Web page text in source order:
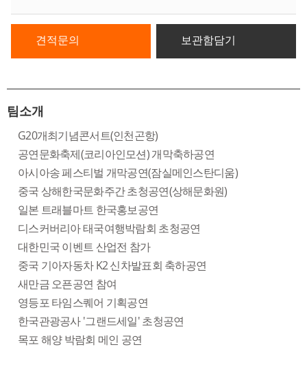
견적문의 보관함담기
팀소개
G20개최기념콘서트(인천곤항)
공연문화축제(코리아인모션) 개막축하공연
아시아송 페스티벌 개막공연(잠실메인스탄디움)
중국 상해한국문화주간 초청공연(상해문화원)
일본 트래블마트 한국홍보공연
디스커버리아 태국여행박람회 초청공연
대한민국 이벤트 산업전 참가
중국 기아자동차 K2 신차발표회 축하공연
새만금 오픈공연 참여
영등포 타임스퀘어 기획공연
한국관광공사 '그랜드세일' 초청공연
목포 해양 박람회 메인 공연